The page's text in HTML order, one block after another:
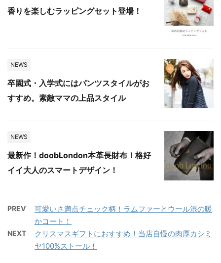
香りを楽しむラッピングセット登場！
NEWS
卒園式・入学式にはパンツスタイルがお
すすめ。素敵ママの上品スタイル
NEWS
最新作！doobLondon本革長財布！格好
イイ大人のスマートデザイン！
PREV
可愛いさ満点チェック柄！ラムファーとウール混の暖
かコート！
NEXT
クリスマスギフトにおすすめ！当店自慢の肉厚カシミ
ヤ100%ストール！